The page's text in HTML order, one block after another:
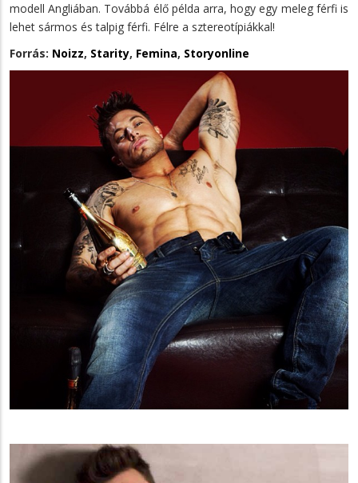
modell Angliában. Továbbá élő példa arra, hogy egy meleg férfi is
lehet sármos és talpig férfi. Félre a sztereotípiákkal!
Forrás: Noizz, Starity, Femina, Storyonline